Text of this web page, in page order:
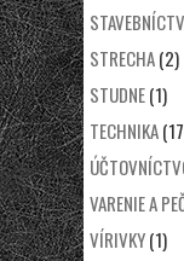
STRECHA(2)
STUDNE(1)
TECHNIKA
VARENIE A
VÍRIVKY(1)